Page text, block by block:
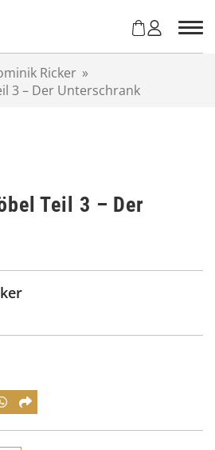
Ricker »
3 – Der Unterschrank
Teil 3 – Der